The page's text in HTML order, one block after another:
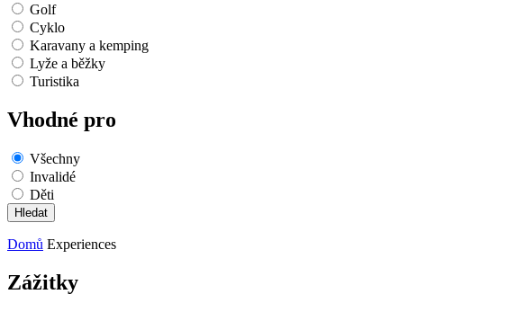
Golf
Cyklo
Karavany a kemping
Lyže a běžky
Turistika
Vhodné pro
Všechny
Invalidé
Děti
Domů Experiences
Zážitky